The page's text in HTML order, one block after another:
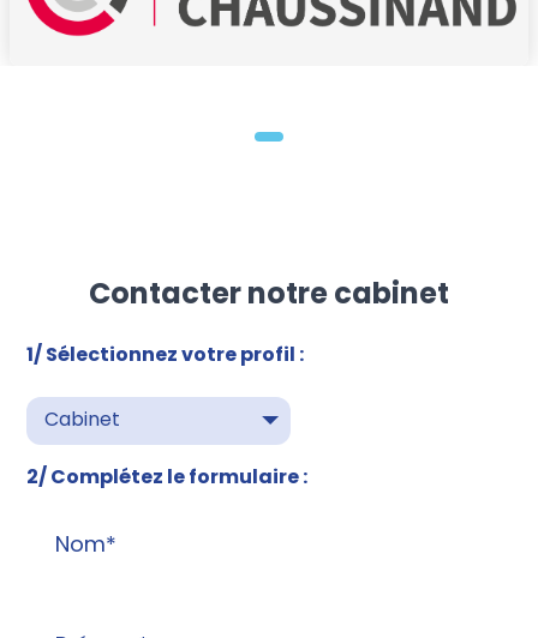
Contacter notre cabinet
1/ Sélectionnez votre profil :
Cabinet
2/ Complétez le formulaire :